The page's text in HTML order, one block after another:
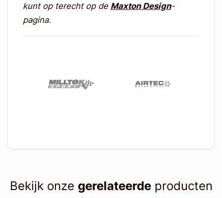
kunt op terecht op de Maxton Design-
pagina.
Bekijk onze gerelateerdeproducten